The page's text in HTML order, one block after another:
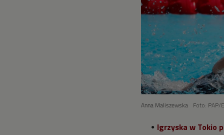
Anna Maliszewska Foto: PAP/
Igrzyska w Tokio